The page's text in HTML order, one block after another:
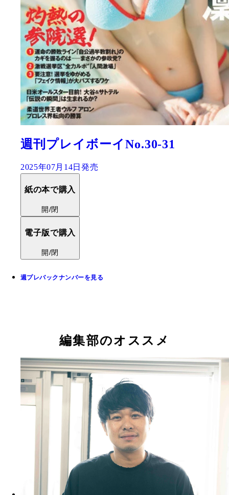
週刊プレイボーイNo.30-31
2025年07月14日発売
紙の本で購入
開/閉
電子版で購入
開/閉
週プレバックナンバーを見る
編集部のオススメ